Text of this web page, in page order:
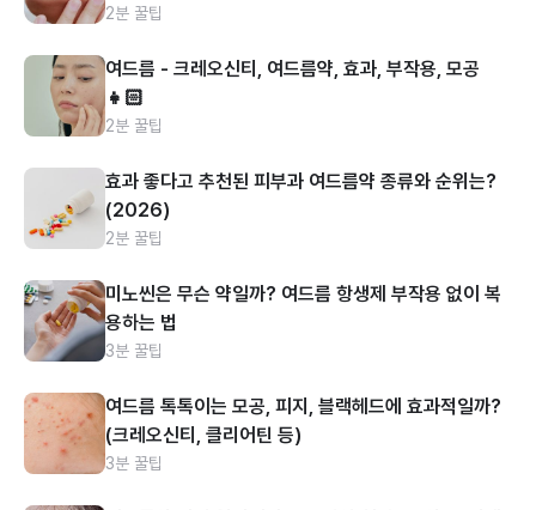
2분 꿀팁
여드름 - 크레오신티, 여드름약, 효과, 부작용, 모공
👧🏻
2분 꿀팁
효과 좋다고 추천된 피부과 여드름약 종류와 순위는?
(2026)
2분 꿀팁
미노씬은 무슨 약일까? 여드름 항생제 부작용 없이 복
용하는 법
3분 꿀팁
여드름 톡톡이는 모공, 피지, 블랙헤드에 효과적일까?
(크레오신티, 클리어틴 등)
3분 꿀팁